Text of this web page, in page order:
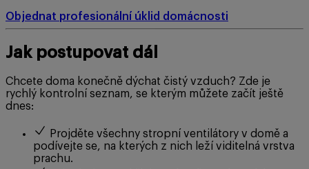
Objednat profesionální úklid domácnosti
Jak postupovat dál
Chcete doma konečně dýchat čistý vzduch? Zde je
rychlý kontrolní seznam, se kterým můžete začít ještě
dnes:
Projděte všechny stropní ventilátory v domě a
podívejte se, na kterých z nich leží viditelná vrstva
prachu.